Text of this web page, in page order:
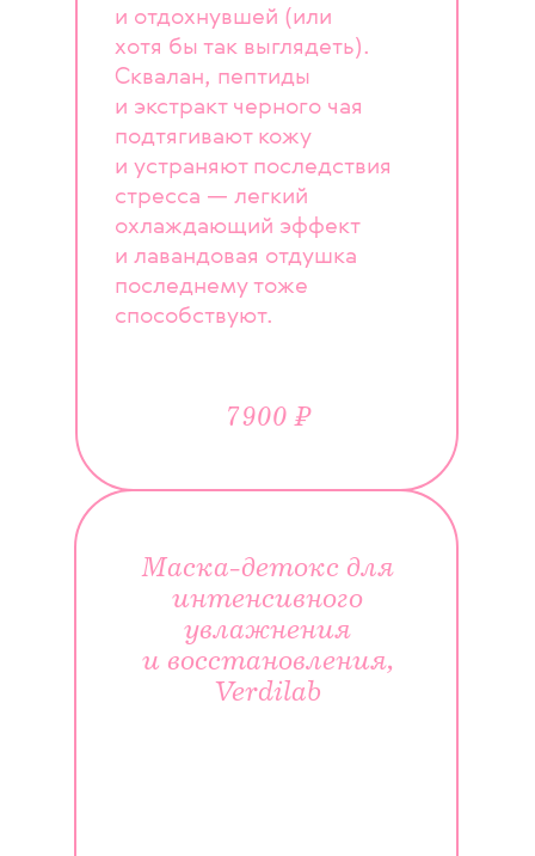
и отдохнувшей (или
хотя бы так выглядеть).
Сквалан, пептиды
и экстракт черного чая
подтягивают кожу
и устраняют последствия
стресса — легкий
охлаждающий эффект
и лавандовая отдушка
последнему тоже
способствуют.
7900 ₽
Маска-детокс для
интенсивного
увлажнения
и восстановления,
Verdilab